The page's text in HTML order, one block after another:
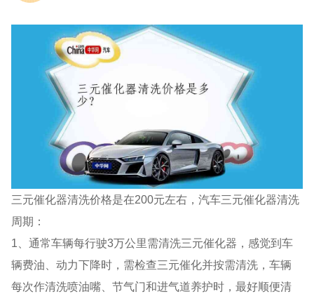
三元催化器清洗价格是在200元左右，汽车三元催化器清洗
周期：
1、通常车辆每行驶3万公里需清洗三元催化器，感觉到车
辆费油、动力下降时，需检查三元催化并按需清洗，车辆
每次作清洗喷油嘴、节气门和进气道养护时，最好顺便清